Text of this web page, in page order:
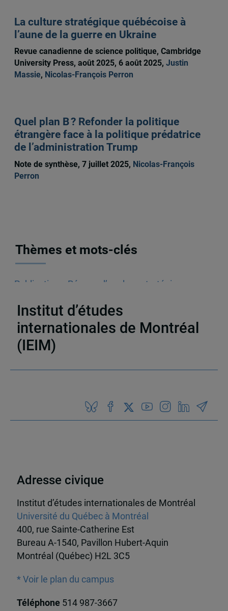
La culture stratégique québécoise à
l’aune de la guerre en Ukraine
Revue canadienne de science politique, Cambridge
University Press, août 2025, 6 août 2025, Justin
Massie, Nicolas-François Perron
Quel plan B ? Refonder la politique
étrangère face à la politique prédatrice
de l’administration Trump
Note de synthèse, 7 juillet 2025, Nicolas-François
Perron
Thèmes et mots-clés
Publications
Réseau d’analyse stratégique
Institut d’études
internationales de Montréal
(IEIM)
Adresse civique
Institut d’études internationales de Montréal
Université du Québec à Montréal
400, rue Sainte-Catherine Est
Bureau A-1540, Pavillon Hubert-Aquin
Montréal (Québec) H2L 3C5
* Voir le plan du campus
Téléphone 514 987-3667